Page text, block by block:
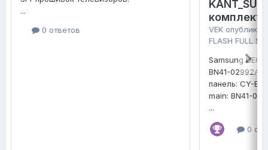
...
0 ответов
комплект
VEK
FLASH FULL
Samsung
BN41-02992A
панель: CY-
main: BN41-
...
0